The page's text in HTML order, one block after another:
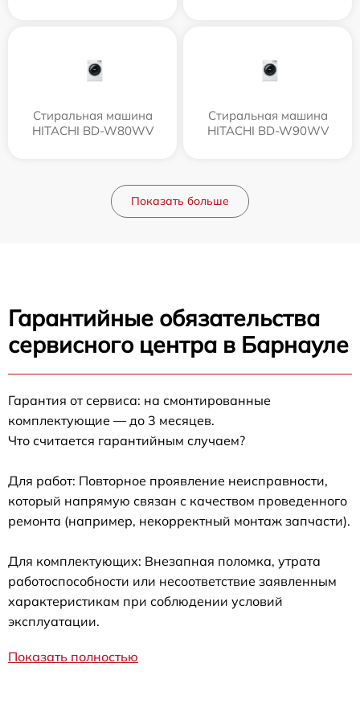
Стиральная машина
HITACHI BD-W80WV
Стиральная машина
HITACHI BD-W90WV
Показать больше
Гарантийные обязательства
сервисного центра в Барнауле
Гарантия от сервиса: на смонтированные
комплектующие — до 3 месяцев.
Что считается гарантийным случаем?
Для работ: Повторное проявление неисправности,
который напрямую связан с качеством проведенного
ремонта (например, некорректный монтаж запчасти).
Для комплектующих: Внезапная поломка, утрата
работоспособности или несоответствие заявленным
характеристикам при соблюдении условий
эксплуатации.
Показать полностью